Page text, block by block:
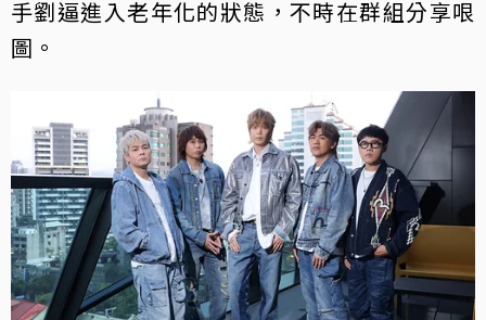
手劉逼進入老年化的狀態，不時在群組分享哏
圖。